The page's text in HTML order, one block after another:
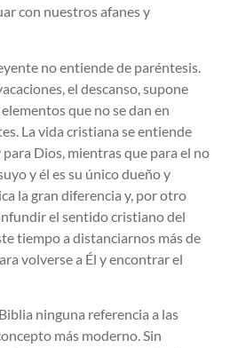
con nuestros afanes y
no entiende de paréntesis.
el descanso, supone
que no se dan en
La vida cristiana se entiende
Dios, mientras que para el no
y él es su único dueño y
la gran diferencia y, por otro
el sentido cristiano del
tiempo a distanciarnos más de
volverse a Él y encontrar el
ninguna referencia a las
más moderno. Sin